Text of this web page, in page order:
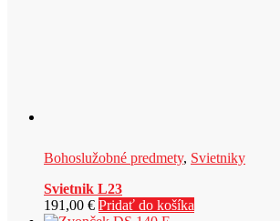
Bohoslužobné predmety, Svietniky
Svietnik L23
191,00 € Pridať do košíka